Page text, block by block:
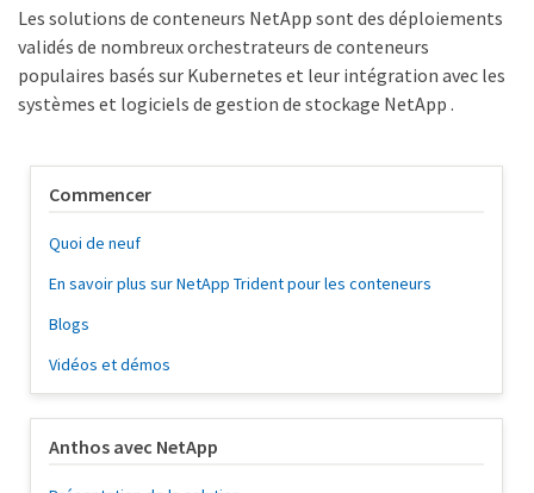
Les solutions de conteneurs NetApp sont des déploiements
validés de nombreux orchestrateurs de conteneurs
populaires basés sur Kubernetes et leur intégration avec les
systèmes et logiciels de gestion de stockage NetApp .
Commencer
Quoi de neuf
En savoir plus sur NetApp Trident pour les conteneurs
Blogs
Vidéos et démos
Anthos avec NetApp